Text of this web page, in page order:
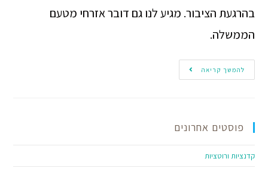
בהרגעת הציבור. מגיע לנו גם דובר אזרחי מטעם
הממשלה.
להמשך קריאה
פוסטים אחרונים
קדנציות ורוטציות